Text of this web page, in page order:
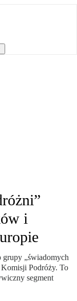
i
„świadomych
Podróży. To
segment